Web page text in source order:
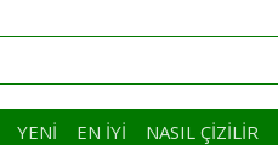
YENI EN İYI NASIL ÇIZILIR